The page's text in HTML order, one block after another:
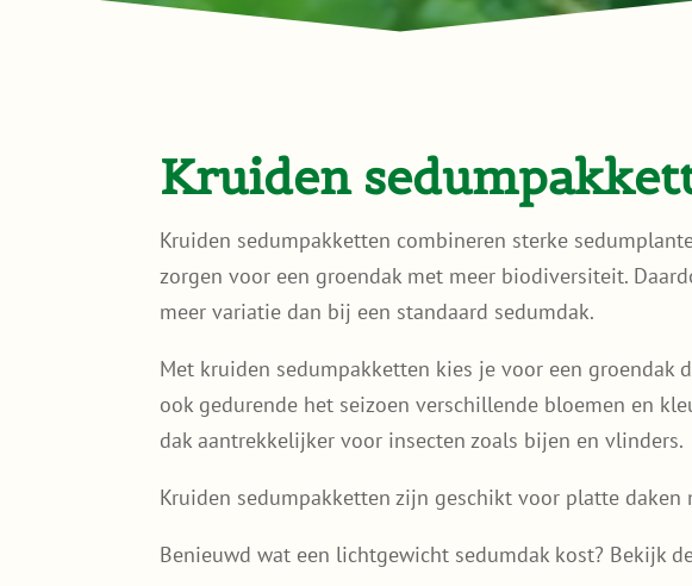
Kruiden
Kruiden sedumpakketten combineren sterke
zorgen voor een groendak met meer biodiversiteit.
meer variatie dan bij een standaard sedumdak.
Met kruiden sedumpakketten kies je voor een groendak
ook gedurende het seizoen verschillende bloemen en
dak aantrekkelijker voor insecten zoals bijen en vlinders.
Kruiden sedumpakketten zijn geschikt voor platte daken
Benieuwd wat een lichtgewicht sedumdak kost? Bekijk